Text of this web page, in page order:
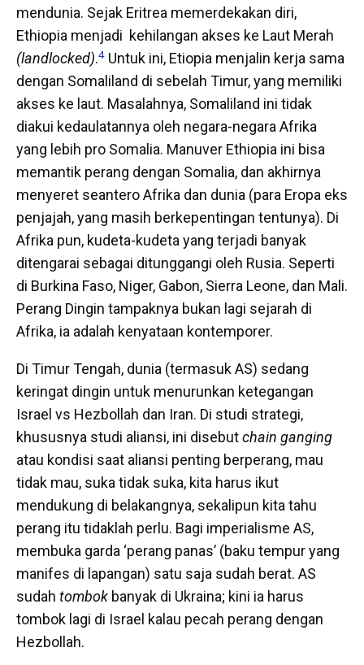
mendunia. Sejak Eritrea memerdekakan diri,
Ethiopia menjadi kehilangan akses ke Laut Merah
(landlocked).4 Untuk ini, Etiopia menjalin kerja sama
dengan Somaliland di sebelah Timur, yang memiliki
akses ke laut. Masalahnya, Somaliland ini tidak
diakui kedaulatannya oleh negara-negara Afrika
yang lebih pro Somalia. Manuver Ethiopia ini bisa
memantik perang dengan Somalia, dan akhirnya
menyeret seantero Afrika dan dunia (para Eropa eks
penjajah, yang masih berkepentingan tentunya). Di
Afrika pun, kudeta-kudeta yang terjadi banyak
ditengarai sebagai ditunggangi oleh Rusia. Seperti
di Burkina Faso, Niger, Gabon, Sierra Leone, dan Mali.
Perang Dingin tampaknya bukan lagi sejarah di
Afrika, ia adalah kenyataan kontemporer.
Di Timur Tengah, dunia (termasuk AS) sedang
keringat dingin untuk menurunkan ketegangan
Israel vs Hezbollah dan Iran. Di studi strategi,
khususnya studi aliansi, ini disebutchain ganging
atau kondisi saat aliansi penting berperang, mau
tidak mau, suka tidak suka, kita harus ikut
mendukung di belakangnya, sekalipun kita tahu
perang itu tidaklah perlu. Bagi imperialisme AS,
membuka garda ‘perang panas’ (baku tempur yang
manifes di lapangan) satu saja sudah berat. AS
sudah tombok banyak di Ukraina; kini ia harus
tombok lagi di Israel kalau pecah perang dengan
Hezbollah.